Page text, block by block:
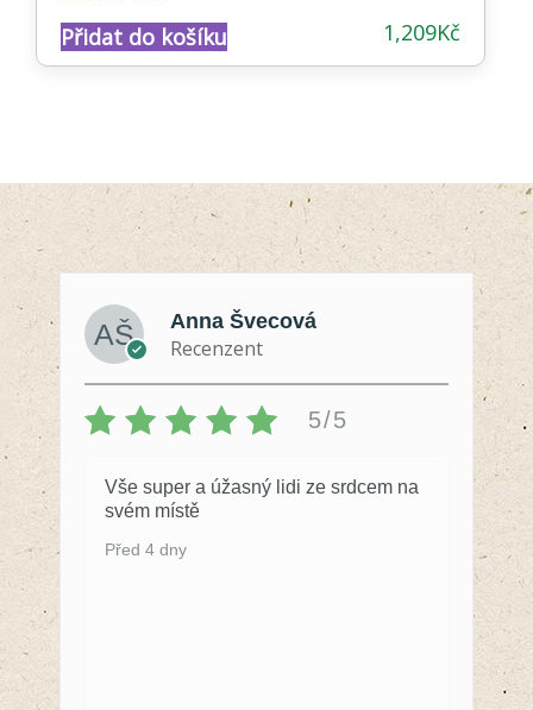
Hodnocení
5.00z 5 1,209Kč
Přidat do košíku
Anna Švecová
Recenzent
5/5
Vše super a úžasný lidi ze srdcem na
svém místě
Před 4 dny